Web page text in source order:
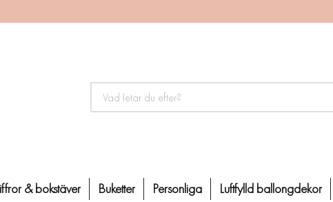
& bokstäver Buketter Personliga Luftfylld ballongdekor